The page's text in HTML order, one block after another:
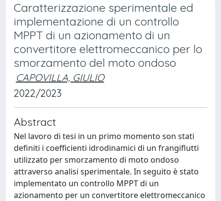
Caratterizzazione sperimentale ed
implementazione di un controllo
MPPT di un azionamento di un
convertitore elettromeccanico per lo
smorzamento del moto ondoso
CAPOVILLA, GIULIO
2022/2023
Abstract
Nel lavoro di tesi in un primo momento son stati
definiti i coefficienti idrodinamici di un frangiflutti
utilizzato per smorzamento di moto ondoso
attraverso analisi sperimentale. In seguito è stato
implementato un controllo MPPT di un
azionamento per un convertitore elettromeccanico